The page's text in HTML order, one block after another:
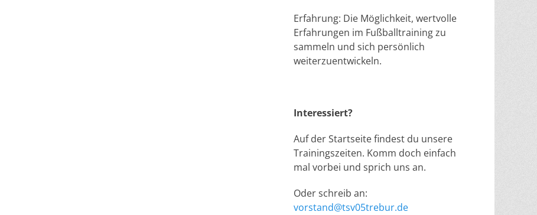
Erfahrung: Die Möglichkeit, wertvolle
Erfahrungen im Fußballtraining zu
sammeln und sich persönlich
weiterzuentwickeln.
Interessiert?
Auf der Startseite findest du unsere
Trainingszeiten. Komm doch einfach
mal vorbei und sprich uns an.
Oder schreib an:
vorstand@tsv05trebur.de